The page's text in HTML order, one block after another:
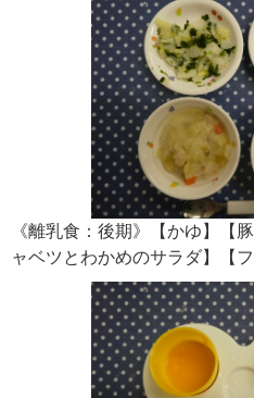
《離乳食：後期》【かゆ】【
ャベツとわかめのサラダ】【フ